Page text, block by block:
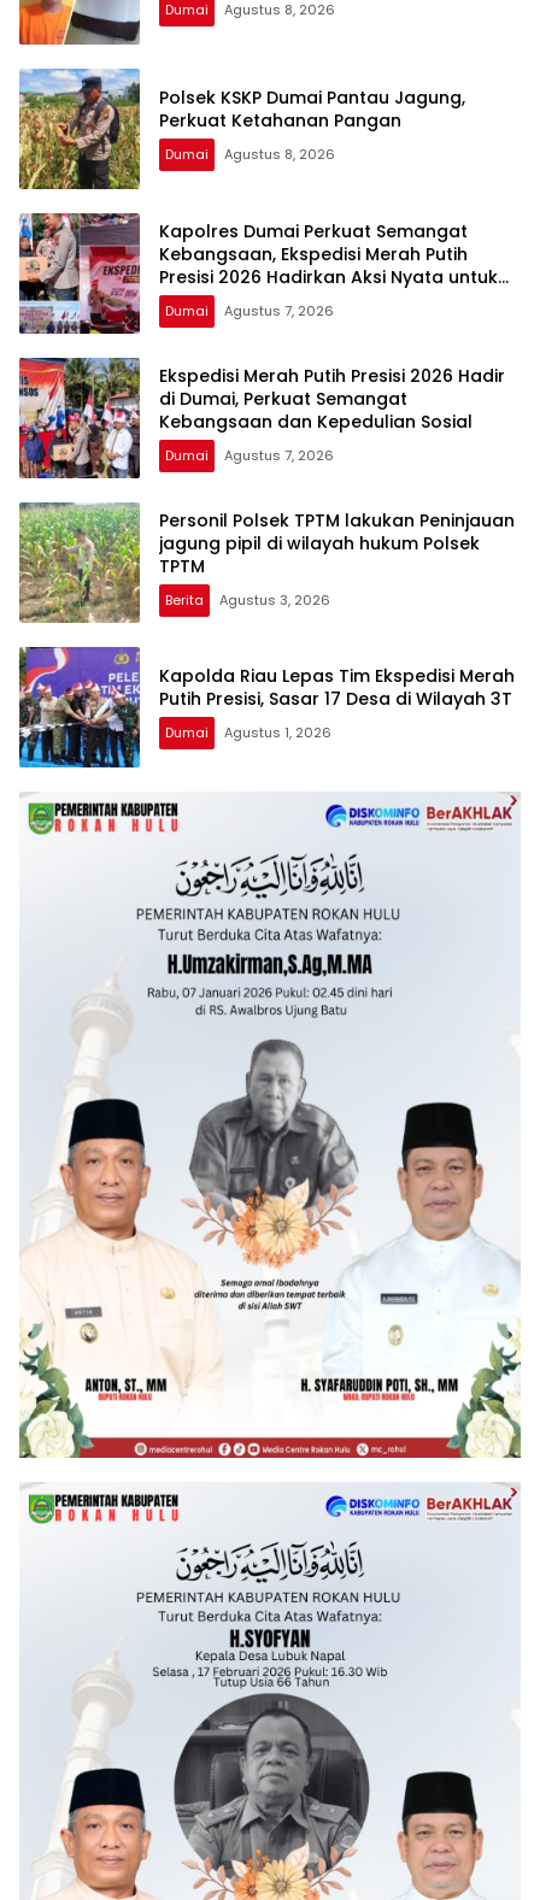
Dumai Agustus 8, 2026
Polsek KSKP Dumai Pantau Jagung,
Perkuat Ketahanan Pangan
Dumai Agustus 8, 2026
Kapolres Dumai Perkuat Semangat
Kebangsaan, Ekspedisi Merah Putih
Presisi 2026 Hadirkan Aksi Nyata untuk
Rakyat
Dumai Agustus 7, 2026
Ekspedisi Merah Putih Presisi 2026 Hadir
di Dumai, Perkuat Semangat
Kebangsaan dan Kepedulian Sosial
Dumai Agustus 7, 2026
Personil Polsek TPTM lakukan Peninjauan
jagung pipil di wilayah hukum Polsek
TPTM
Berita Agustus 3, 2026
Kapolda Riau Lepas Tim Ekspedisi Merah
Putih Presisi, Sasar 17 Desa di Wilayah 3T
Dumai Agustus 1, 2026